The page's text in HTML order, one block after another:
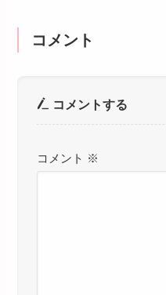
コメント
コメントする
コメント ※